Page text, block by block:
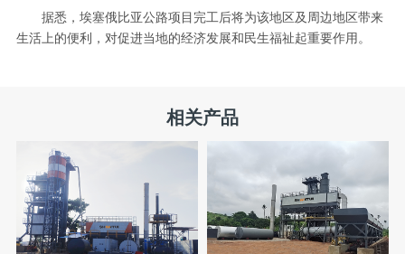
据悉，埃塞俄比亚公路项目完工后将为该地区及周边地区带来
生活上的便利，对促进当地的经济发展和民生福祉起重要作用。
相关产品